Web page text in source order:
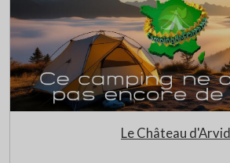
Le Château d'Arvid